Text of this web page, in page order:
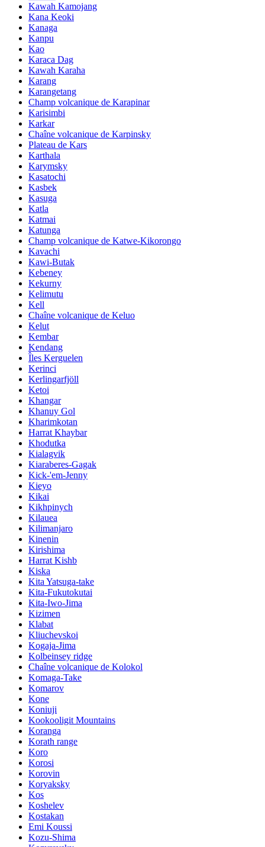
Kawah Kamojang
Kana Keoki
Kanaga
Kanpu
Kao
Karaca Dag
Kawah Karaha
Karang
Karangetang
Champ volcanique de Karapinar
Karisimbi
Karkar
Chaîne volcanique de Karpinsky
Plateau de Kars
Karthala
Karymsky
Kasatochi
Kasbek
Kasuga
Katla
Katmai
Katunga
Champ volcanique de Katwe-Kikorongo
Kavachi
Kawi-Butak
Kebeney
Kekurny
Kelimutu
Kell
Chaîne volcanique de Keluo
Kelut
Kembar
Kendang
Îles Kerguelen
Kerinci
Kerlingarfjöll
Ketoi
Khangar
Khanuy Gol
Kharimkotan
Harrat Khaybar
Khodutka
Kialagvik
Kiaraberes-Gagak
Kick-'em-Jenny
Kieyo
Kikai
Kikhpinych
Kilauea
Kilimanjaro
Kinenin
Kirishima
Harrat Kishb
Kiska
Kita Yatsuga-take
Kita-Fukutokutai
Kita-Iwo-Jima
Kizimen
Klabat
Kliuchevskoi
Kogaja-Jima
Kolbeinsey ridge
Chaîne volcanique de Kolokol
Komaga-Take
Komarov
Kone
Koniuji
Kookooligit Mountains
Koranga
Korath range
Koro
Korosi
Korovin
Koryaksky
Kos
Koshelev
Kostakan
Emi Koussi
Kozu-Shima